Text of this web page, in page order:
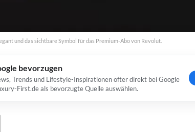
und das sichtbare Symbol für das Premium-Abo von Revolut.
bevorzugen
Trends und Lifestyle-Inspirationen öfter direkt bei Google
First.de als bevorzugte Quelle auswählen.